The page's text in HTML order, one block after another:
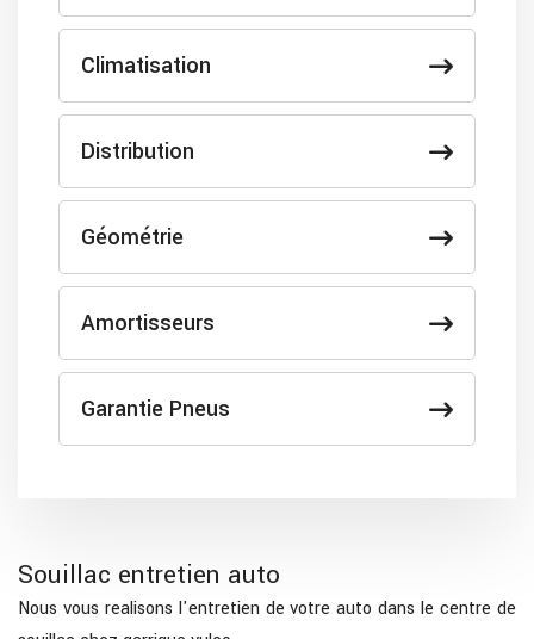
Climatisation
Distribution
Géométrie
Amortisseurs
Garantie Pneus
Souillac entretien auto
Nous vous realisons l'entretien de votre auto dans le centre de